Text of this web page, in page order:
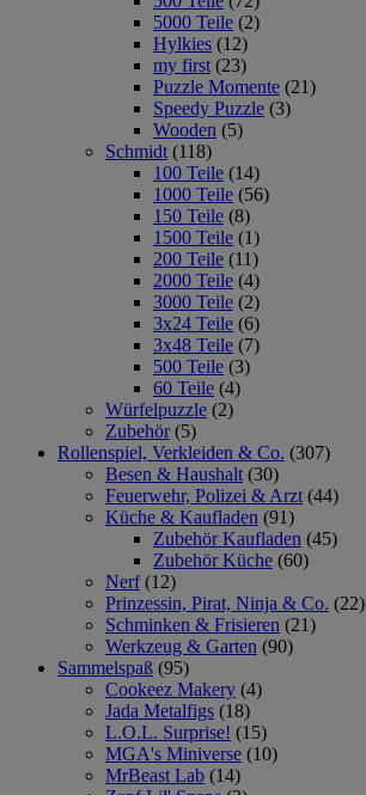
5000 Teile (2)
Hylkies (12)
my first (23)
Puzzle Momente (21)
Speedy Puzzle (3)
Wooden (5)
Schmidt (118)
100 Teile (14)
1000 Teile (56)
150 Teile (8)
1500 Teile (1)
200 Teile (11)
2000 Teile (4)
3000 Teile (2)
3x24 Teile (6)
3x48 Teile (7)
500 Teile (3)
60 Teile (4)
Würfelpuzzle (2)
Zubehör (5)
Rollenspiel, Verkleiden & Co. (307)
Besen & Haushalt (30)
Feuerwehr, Polizei & Arzt (44)
Küche & Kaufladen (91)
Zubehör Kaufladen (45)
Zubehör Küche (60)
Nerf (12)
Prinzessin, Pirat, Ninja & Co. (22)
Schminken & Frisieren (21)
Werkzeug & Garten (90)
Sammelspaß (95)
Cookeez Makery (4)
Jada Metalfigs (18)
L.O.L. Surprise! (15)
MGA's Miniverse (10)
MrBeast Lab (14)